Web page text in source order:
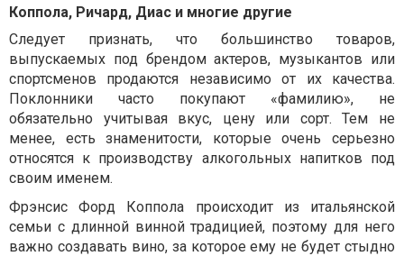
Коппола, Ричард, Диас и многие другие
Следует признать, что большинство товаров,
выпускаемых под брендом актеров, музыкантов или
спортсменов продаются независимо от их качества.
Поклонники часто покупают «фамилию», не
обязательно учитывая вкус, цену или сорт. Тем не
менее, есть знаменитости, которые очень серьезно
относятся к производству алкогольных напитков под
своим именем.
Фрэнсис Форд Коппола происходит из итальянской
семьи с длинной винной традицией, поэтому для него
важно создавать вино, за которое ему не будет стыдно